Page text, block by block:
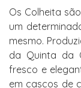
Os Colheita
um
mesmo.
da Quinta da
fresco e
em cascos de